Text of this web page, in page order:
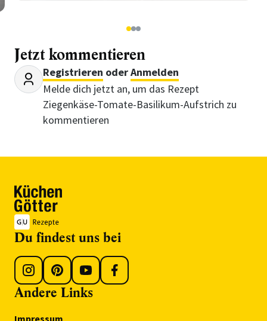
123
Jetzt kommentieren
Registrieren oderAnmelden
Melde dich jetzt an, um das Rezept
Ziegenkäse-Tomate-Basilikum-Aufstrich zu
kommentieren
Du findest uns bei
Andere Links
Impressum